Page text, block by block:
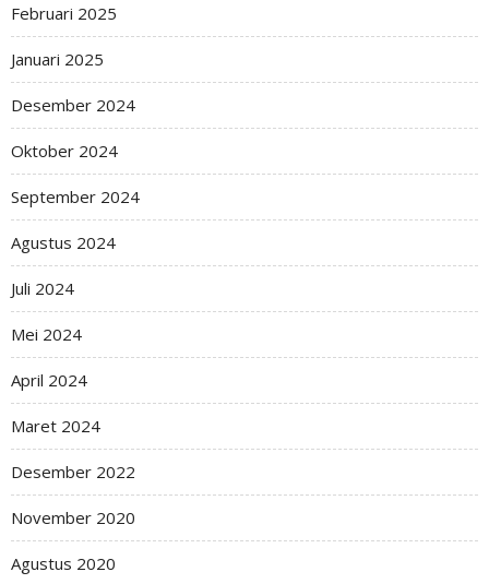
Februari 2025
Januari 2025
Desember 2024
Oktober 2024
September 2024
Agustus 2024
Juli 2024
Mei 2024
April 2024
Maret 2024
Desember 2022
November 2020
Agustus 2020